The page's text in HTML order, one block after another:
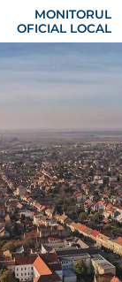
MONITORUL
OFICIAL LOCAL